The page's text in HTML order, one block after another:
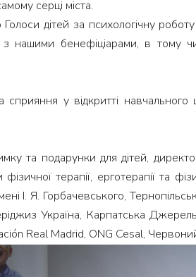
серці міста.
дітей за психологічну
нашими бенефіціарами, в тому
у відкритті
та подарунки для дітей,
терапії, ерготерапії та
І. Я. Горбачевського,
Україна, Карпатська
Real Madrid, ONG Cesal,